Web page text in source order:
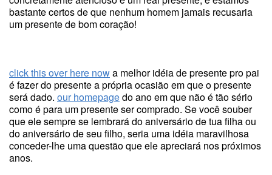
bastante certos de que nenhum homem jamais recusaria
um presente de bom coração!
click this over here nowa melhor idéia de presente pro pai
é fazer do presente a própria ocasião em que o presente
será dado. our homepagedo ano em que não é tão sério
como é para um presente ser comprado. Se você souber
que ele sempre se lembrará do aniversário de tua filha ou
do aniversário de seu filho, seria uma idéia maravilhosa
conceder-lhe uma questão que ele apreciará nos próximos
anos.